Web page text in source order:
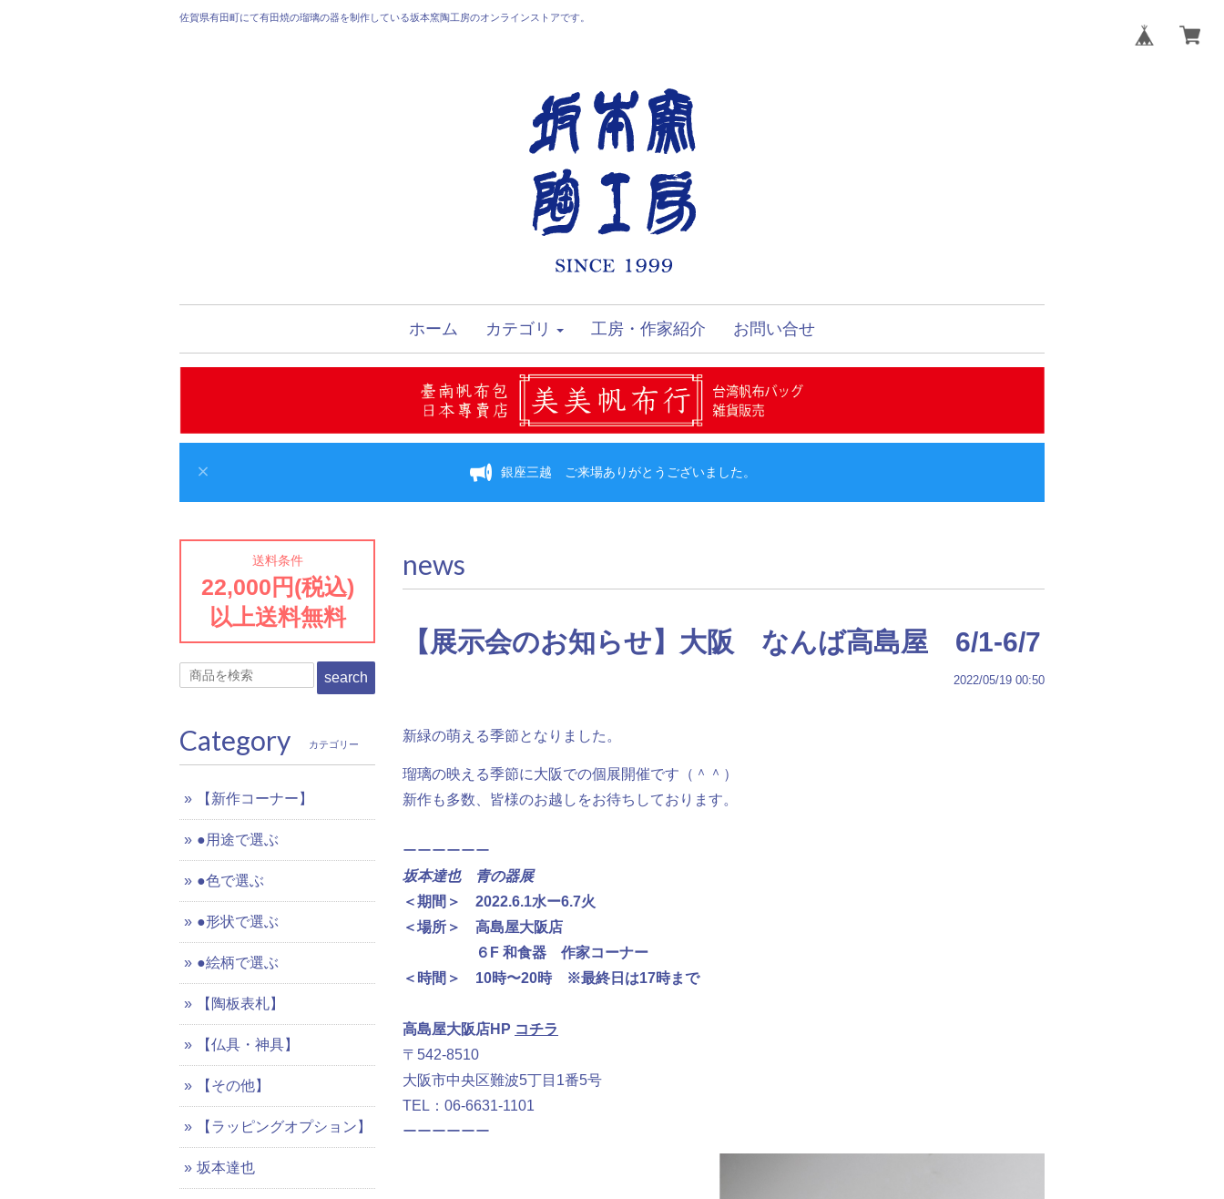
佐賀県有田町にて有田焼の瑠璃の器を制作している坂本窯陶工房のオンラインストアです。
ホーム カテゴリ 工房・作家紹介 お問い合せ
銀座三越 ご来場ありがとうございました。
news
【展示会のお知らせ】大阪 なんば高島屋 6/1-6/7
2022/05/19 00:50
新緑の萌える季節となりました。
瑠璃の映える季節に大阪での個展開催です（＾＾）
新作も多数、皆様のお越しをお待ちしております。
ーーーーーー
坂本達也 青の器展
＜期間＞ 2022.6.1水ー6.7火
＜場所＞ 高島屋大阪店
６F 和食器 作家コーナー
＜時間＞ 10時〜20時 ※最終日は17時まで
高島屋大阪店HP コチラ
〒542-8510
大阪市中央区難波5丁目1番5号
TEL： 06-6631-1101
ーーーーーー
送料条件
22,000円(税込)
以上送料無料
search
Category カテゴリー
【新作コーナー】
●用途で選ぶ
●色で選ぶ
●形状で選ぶ
●絵柄で選ぶ
【陶板表札】
【仏具・神具】
【その他】
【ラッピングオプション】
坂本達也